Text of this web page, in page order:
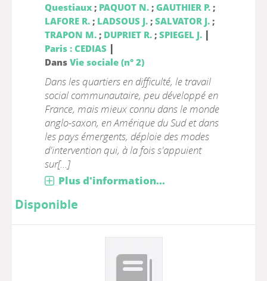
Questiaux; PAQUOT N.; GAUTHIER P.;
LAFORE R.; LADSOUS J.; SALVATOR J.;
TRAPON M.; DUPRIET R.; SPIEGEL J. |
Paris : CEDIAS |
Dans Vie sociale (n° 2)
Dans les quartiers en difficulté, le travail
social communautaire, peu développé en
France, mais mieux connu dans le monde
anglo-saxon, en Amérique du Sud et dans
les pays émergents, déploie des modes
d'intervention qui, à la fois s'appuient
sur[...]
Plus d'information...
Disponible